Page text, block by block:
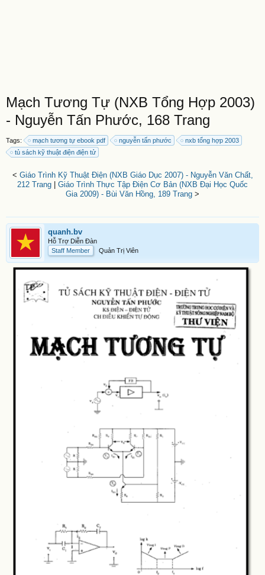
Mạch Tương Tự (NXB Tổng Hợp 2003)
- Nguyễn Tấn Phước, 168 Trang
Tags: mạch tương tự ebook pdf nguyễn tấn phước
nxb tổng hợp 2003
tủ sách kỹ thuật điện điện tử
< Giáo Trình Kỹ Thuật Điện (NXB Giáo Dục 2007) - Nguyễn Văn Chất,
212 Trang
Giáo Trình Thực Tập Điện Cơ Bản (NXB Đại Học Quốc
Gia 2009) - Bùi Văn Hồng, 189 Trang >
quanh.bv
Hỗ Trợ Diễn Đàn
Staff Member
Quản Trị Viên